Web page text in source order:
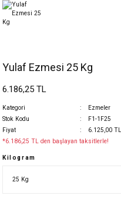
Yulaf Ezmesi 25 Kg
6.186,25 TL
Kategori
Ezmeler
Stok Kodu
F1-1F25
Fiyat
6.125,00
*6.186,25 TL den başlayan taksitlerle!
Kilogram